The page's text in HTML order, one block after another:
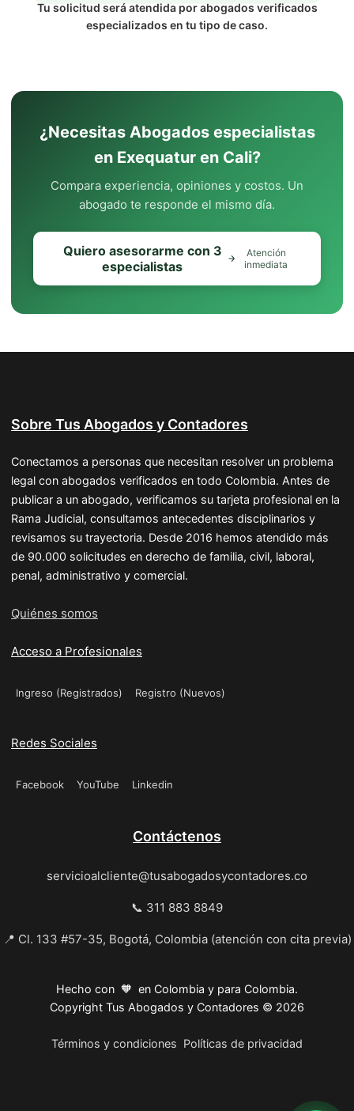
Tu solicitud será atendida por abogados verificados
especializados en tu tipo de caso.
¿Necesitas Abogados especialistas
en Exequatur en Cali?
Compara experiencia, opiniones y costos. Un
abogado te responde el mismo día.
Quiero asesorarme con 3
especialistas
Atención
inmediata
Sobre Tus Abogados y Contadores
Conectamos a personas que necesitan resolver un problema
legal con abogados verificados en todo Colombia. Antes de
publicar a un abogado, verificamos su tarjeta profesional en la
Rama Judicial, consultamos antecedentes disciplinarios y
revisamos su trayectoria. Desde 2016 hemos atendido más
de 90.000 solicitudes en derecho de familia, civil, laboral,
penal, administrativo y comercial.
Quiénes somos
Acceso a Profesionales
Ingreso (Registrados) Registro (Nuevos)
Redes Sociales
Facebook YouTube Linkedin
Contáctenos
servicioalcliente@tusabogadosycontadores.co
📞 311 883 8849
📍 Cl. 133 #57-35, Bogotá, Colombia (atención con cita previa)
Hecho con 🧡 en Colombia y para Colombia.
Copyright Tus Abogados y Contadores © 2026
Términos y condiciones Políticas de privacidad